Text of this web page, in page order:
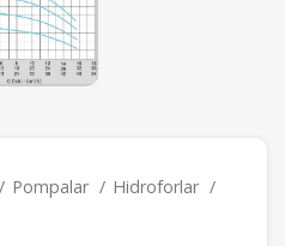
Pompalar
Hidroforlar